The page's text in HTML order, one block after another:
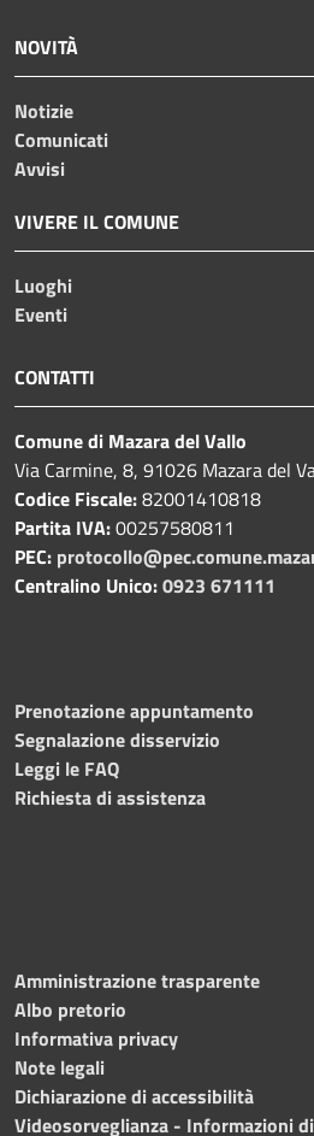
NOVITÀ
Notizie
Comunicati
Avvisi
VIVERE IL COMUNE
Luoghi
Eventi
CONTATTI
Comune di Mazara del Vallo
Via Carmine, 8, 91026 Mazara del
Codice Fiscale:82001410818
Partita IVA:00257580811
PEC:
Centralino Unico:0923 671111
Prenotazione appuntamento
Segnalazione disservizio
Leggi le FAQ
Richiesta di assistenza
Amministrazione trasparente
Albo pretorio
Informativa privacy
Note legali
Dichiarazione di accessibilità
Videosorveglianza - Informazioni